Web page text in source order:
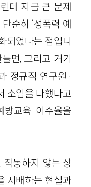
데 지금 큰 문제
순히 ‘성폭력 예
되었다는 점입니
면, 그리고 거기
정규직 연구원·
소임을 다했다고
방교육 이수율을
작동하지 않는 상
지배하는 현실과